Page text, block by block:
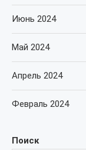
Поиск
Июнь 2024
Май 2024
Апрель 2024
Февраль 2024